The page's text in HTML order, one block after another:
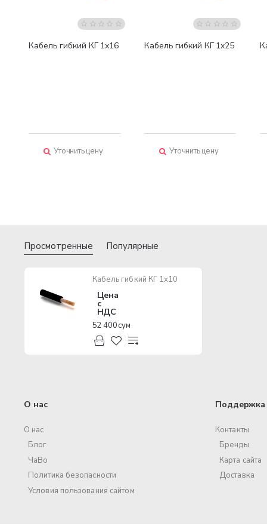
Кабель гибкий КГ 1х16
Уточнить цену
Кабель гибкий КГ 1х25
Уточнить цену
Просмотренные Популярные
Кабель гибкий КГ 1х10
Цена
с
НДС
52 400 сум
О нас
О нас
Блог
ЧаВо
Политика безопасности
Условия пользования сайтом
Поддержка
Контакты
Бренды
Карта сайта
Доставка